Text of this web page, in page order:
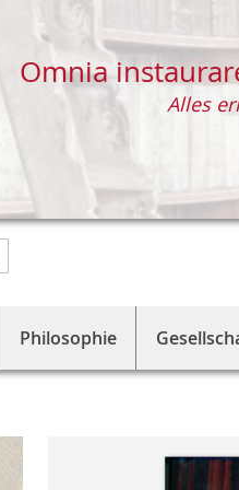
Omnia
Alles
Philosophie